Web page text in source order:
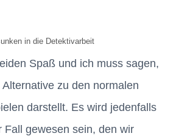
in die Detektivarbeit
Spaß und ich muss sagen,
zu den normalen
darstellt. Es wird jedenfalls
Fall gewesen sein, den wir